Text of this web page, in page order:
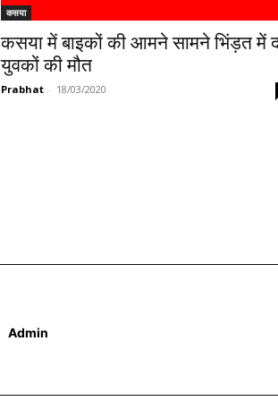
कसया
कसया में बाइकों की आमने सामने भिंड़त में
युवकों की मौत
Prabhat - 18/03/2020
Admin